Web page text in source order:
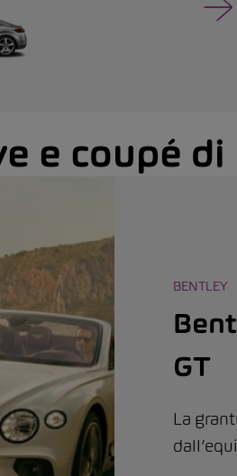
e coupé
BENTLEY
GT
La